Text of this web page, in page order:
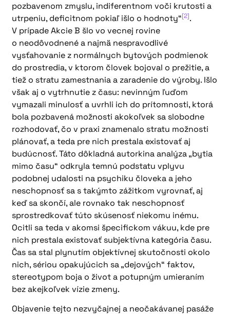
pozbavenom zmyslu, indiferentnom voči krutosti a
utrpeniu, deficitnom pokiaľ išlo o hodnoty“[2].
V prípade Akcie B šlo vo vecnej rovine
o neodôvodnené a najmä nespravodlivé
vysťahovanie z normálnych bytových podmienok
do prostredia, v ktorom človek bojoval o prežitie, a
tiež o stratu zamestnania a zaradenie do výroby. Išlo
však aj o vytrhnutie z času: nevinným ľuďom
vymazali minulosť a uvrhli ich do prítomnosti, ktorá
bola pozbavená možnosti akokoľvek sa slobodne
rozhodovať, čo v praxi znamenalo stratu možnosti
plánovať, a teda pre nich prestala existovať aj
budúcnosť. Táto dôkladná autorkina analýza „bytia
mimo času“ odkryla temnú podstatu vplyvu
podobnej udalosti na psychiku človeka a jeho
neschopnosť sa s takýmto zážitkom vyrovnať, aj
keď sa skončí, ale rovnako tak neschopnosť
sprostredkovať túto skúsenosť niekomu inému.
Ocitli sa teda v akomsi špecifickom vákuu, kde pre
nich prestala existovať subjektívna kategória času.
Čas sa stal plynutím objektívnej skutočnosti okolo
nich, sériou opakujúcich sa „dejových“ faktov,
stereotypom boja o život a potupným umieraním
bez akejkoľvek vízie zmeny.
Objavenie tejto nezvyčajnej a neočakávanej pasáže